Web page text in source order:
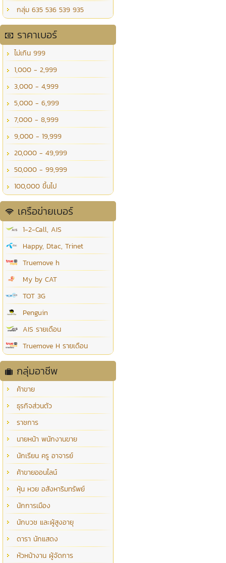
กลุ่ม 635 536 539 935
ราคาเบอร์
ไม่เกิน 999
1,000 - 2,999
3,000 - 4,999
5,000 - 6,999
7,000 - 8,999
9,000 - 19,999
20,000 - 49,999
50,000 - 99,999
100,000 ขึ้นไป
เครือข่ายเบอร์
1-2-Call, AIS
Happy, Dtac, Trinet
Truemove h
My by CAT
TOT 3G
Penguin
AIS รายเดือน
Truemove H รายเดือน
กลุ่มอาชีพ
ค้าขาย
ธุรกิจส่วนตัว
ราชการ
นายหน้า พนักงานขาย
นักเรียน ครู อาจารย์
ค้าขายออนไลน์
หุ้น หวย อสังหาริมทรัพย์
นักการเมือง
นักบวช และผู้สูงอายุ
ดารา นักแสดง
หัวหน้างาน ผู้จัดการ